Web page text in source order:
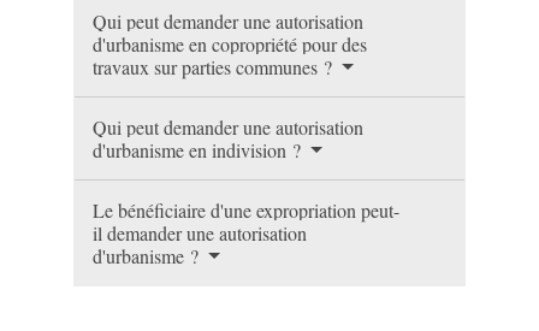
Qui peut demander une autorisation
d'urbanisme en copropriété pour des
travaux sur parties communes ?
Qui peut demander une autorisation
d'urbanisme en indivision ?
Le bénéficiaire d'une expropriation peut-
il demander une autorisation
d'urbanisme ?